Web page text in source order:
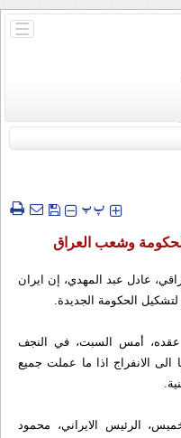
باز
‍‍‍ پپ
لحكومة وشعب العراق
عادل عبد المهدي، إن ايران
الحكومة الجديدة.
أمس السبت، في النجف
الى الانفراج اذا ما عملت جميع
الرئيس الايراني، محمود